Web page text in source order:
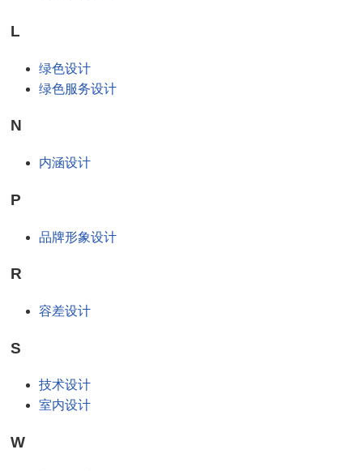
L
绿色设计
绿色服务设计
N
内涵设计
P
品牌形象设计
R
容差设计
S
技术设计
室内设计
W